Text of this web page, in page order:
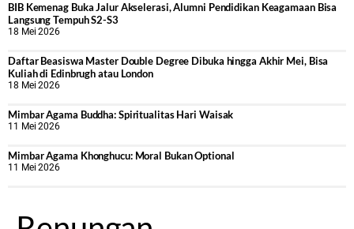
BIB Kemenag Buka Jalur Akselerasi, Alumni Pendidikan Keagamaan Bisa
Langsung Tempuh S2-S3
18 Mei 2026
Daftar Beasiswa Master Double Degree Dibuka hingga Akhir Mei, Bisa
Kuliah di Edinbrugh atau London
18 Mei 2026
Mimbar Agama Buddha: Spiritualitas Hari Waisak
11 Mei 2026
Mimbar Agama Khonghucu: Moral Bukan Optional
11 Mei 2026